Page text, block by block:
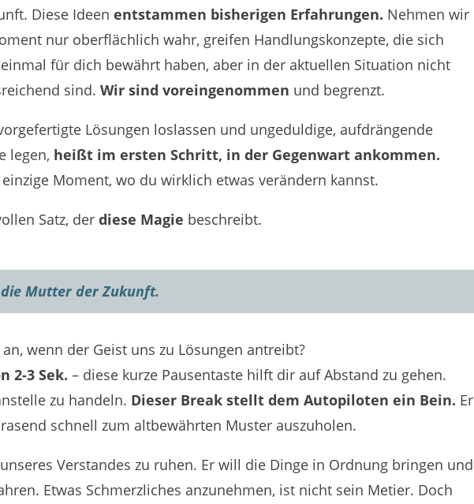
Diese Ideen entstammen bisherigen Erfahrungen. Nehmen wir
nur oberflächlich wahr, greifen Handlungskonzepte, die sich
für dich bewährt haben, aber in der aktuellen Situation nicht
sind. Wir sind voreingenommen und begrenzt.
Lösungen loslassen und ungeduldige, aufdrängende
legen, heißt im ersten Schritt, in der Gegenwart ankommen.
Moment, wo du wirklich etwas verändern kannst.
Satz, der diese Magie beschreibt.
Mutter der Zukunft.
wenn der Geist uns zu Lösungen antreibt?
2-3 Sek. – diese kurze Pausentaste hilft dir auf Abstand zu gehen.
zu handeln. Dieser Break stellt dem Autopiloten ein Bein. Er
schnell zum altbewährten Muster auszuholen.
Verstandes zu ruhen. Er will die Dinge in Ordnung bringen und
Etwas Schmerzliches anzunehmen, ist nicht sein Metier. Doch